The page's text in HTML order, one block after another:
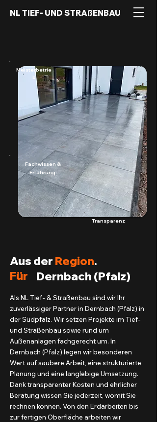
NL TIEF- UND STRAßENBAU
Fachwissen &
Erfahrung
Meisterbetrie
b
Transparenz
Aus der Region.
Für
Dernbach (Pfalz)
Als NL Tief- & Straßenbau sind wir Ihr
zuverlässiger Partner in Dernbach (Pfalz) in
der Südpfalz. Wir setzen Projekte im Tief-
und Straßenbau sowie rund um
Außenanlagen fachgerecht um. In
Dernbach (Pfalz) legen wir besonderen
Wert auf saubere Arbeit, eine strukturierte
Planung und eine langlebige Umsetzung.
Dank transparenter Kosten und ehrlicher
Beratung wissen Sie jederzeit, womit Sie
rechnen können. Von den Erdarbeiten bis
zur fertigen Oberfläche arbeiten wir